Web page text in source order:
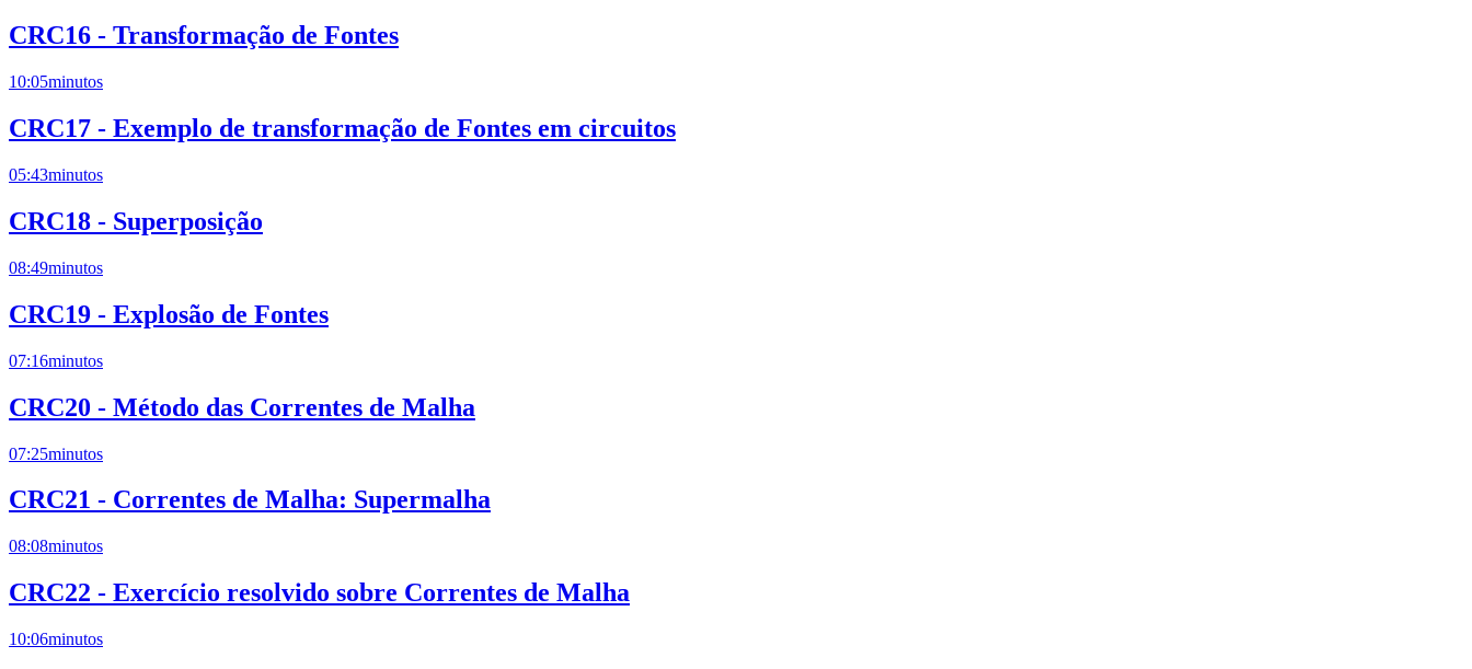
CRC16 - Transformação de Fontes
10:05minutos
CRC17 - Exemplo de transformação de Fontes em circuitos
05:43minutos
CRC18 - Superposição
08:49minutos
CRC19 - Explosão de Fontes
07:16minutos
CRC20 - Método das Correntes de Malha
07:25minutos
CRC21 - Correntes de Malha: Supermalha
08:08minutos
CRC22 - Exercício resolvido sobre Correntes de Malha
10:06minutos